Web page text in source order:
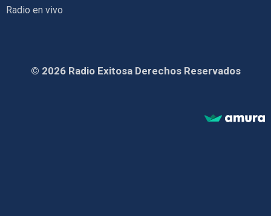
Radio en vivo
© 2026 Radio Exitosa Derechos Reservados